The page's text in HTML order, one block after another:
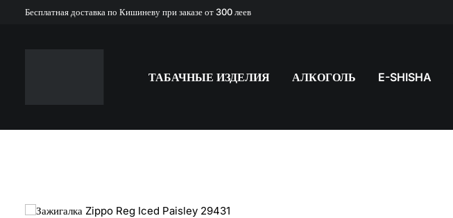
Бесплатная доставка по Кишиневу при заказе от 300 леев
ТАБАЧНЫЕ ИЗДЕЛИЯ АЛКОГОЛЬ E-SHISHA